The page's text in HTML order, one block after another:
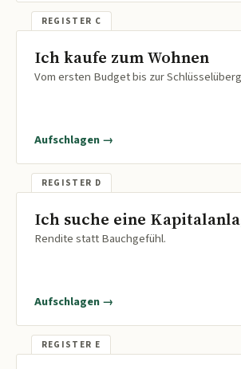
Ich kaufe zum Wohnen
Vom ersten Budget bis zur
Aufschlagen →
Ich suche eine
Rendite statt Bauchgefühl.
Aufschlagen →